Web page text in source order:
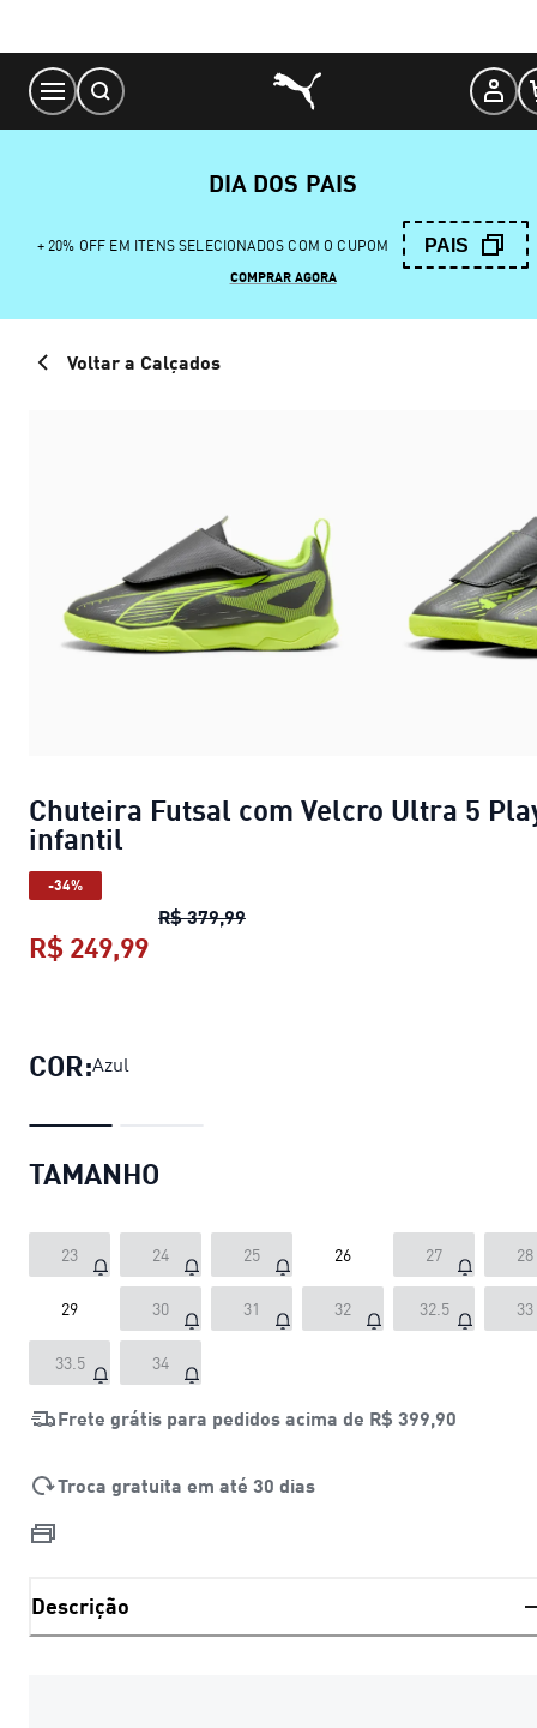
Content
DIA DOS PAIS
+ 20% OFF EM ITENS SELECIONADOS COM O CUPOM PAIS
COMPRAR AGORA
Voltar a Calçados
Chuteira Futsal com Velcro Ultra 5
infantil
-34%
R$ 379,99Chuteira Futsal com Velcro
R$ 249,99
COR:Azul
TAMANHO
23 24 25 26 27 28
29 30 31 32 32.5 33
33.5 34
Frete grátis para pedidos acima de R$ 399,90
Troca gratuita em até 30 dias
Descrição